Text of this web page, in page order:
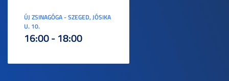
ÚJ ZSINAGÓGA - SZEGED, JÓSIKA
U. 10.
16:00 - 18:00